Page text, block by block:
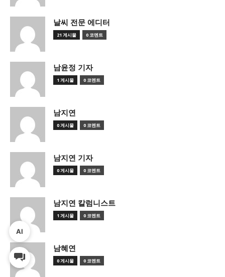
날씨 전문 에디터
21 게시물 0 코멘트
남윤정 기자
1 게시물 0 코멘트
남지연
0 게시물 0 코멘트
남지연 기자
0 게시물 0 코멘트
남지연 칼럼니스트
1 게시물 0 코멘트
남혜연
0 게시물 0 코멘트
AI